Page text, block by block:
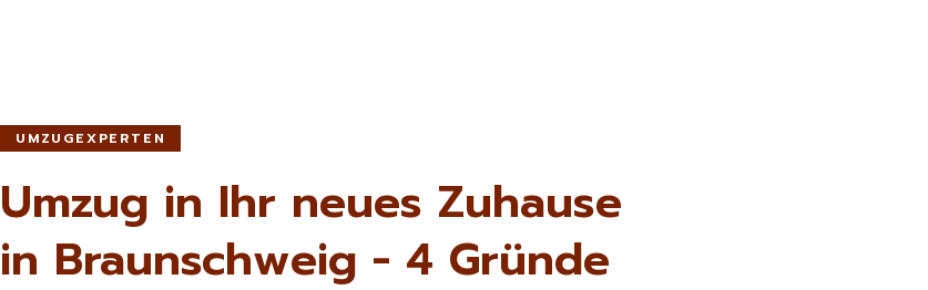
UMZUGEXPERTEN
Umzug in Ihr neues Zuhause
in Braunschweig - 4 Gründe